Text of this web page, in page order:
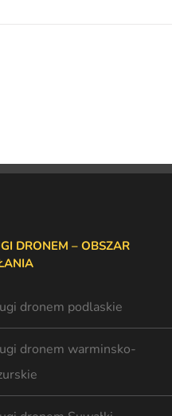
DRONEM – OBSZAR
dronem podlaskie
dronem warminsko-